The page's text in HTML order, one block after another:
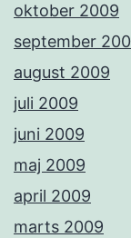
oktober 2009
september
august 2009
juli 2009
juni 2009
maj 2009
april 2009
marts 2009